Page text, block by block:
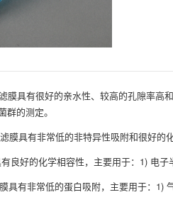
膜具有很好的亲水性、较高的孔隙率
群的测定。
膜具有非常低的非特异性吸附和很好的
良好的化学相容性，主要用于：1) 电
具有非常低的蛋白吸附，主要用于：1)